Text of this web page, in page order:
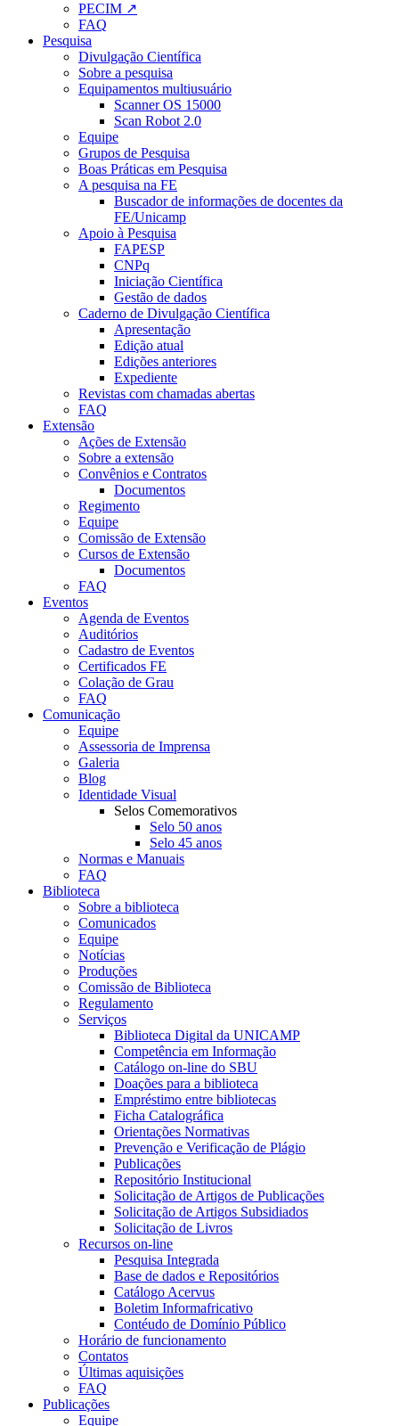
PECIM ↗
FAQ
Pesquisa
Divulgação Científica
Sobre a pesquisa
Equipamentos multiusuário
Scanner OS 15000
Scan Robot 2.0
Equipe
Grupos de Pesquisa
Boas Práticas em Pesquisa
A pesquisa na FE
Buscador de informações de docentes da
FE/Unicamp
Apoio à Pesquisa
FAPESP
CNPq
Iniciação Científica
Gestão de dados
Caderno de Divulgação Científica
Apresentação
Edição atual
Edições anteriores
Expediente
Revistas com chamadas abertas
FAQ
Extensão
Ações de Extensão
Sobre a extensão
Convênios e Contratos
Documentos
Regimento
Equipe
Comissão de Extensão
Cursos de Extensão
Documentos
FAQ
Eventos
Agenda de Eventos
Auditórios
Cadastro de Eventos
Certificados FE
Colação de Grau
FAQ
Comunicação
Equipe
Assessoria de Imprensa
Galeria
Blog
Identidade Visual
Selos Comemorativos
Selo 50 anos
Selo 45 anos
Normas e Manuais
FAQ
Biblioteca
Sobre a biblioteca
Comunicados
Equipe
Notícias
Produções
Comissão de Biblioteca
Regulamento
Serviços
Biblioteca Digital da UNICAMP
Competência em Informação
Catálogo on-line do SBU
Doações para a biblioteca
Empréstimo entre bibliotecas
Ficha Catalográfica
Orientações Normativas
Prevenção e Verificação de Plágio
Publicações
Repositório Institucional
Solicitação de Artigos de Publicações
Solicitação de Artigos Subsidiados
Solicitação de Livros
Recursos on-line
Pesquisa Integrada
Base de dados e Repositórios
Catálogo Acervus
Boletim Informafricativo
Contéudo de Domínio Público
Horário de funcionamento
Contatos
Últimas aquisições
FAQ
Publicações
Equipe